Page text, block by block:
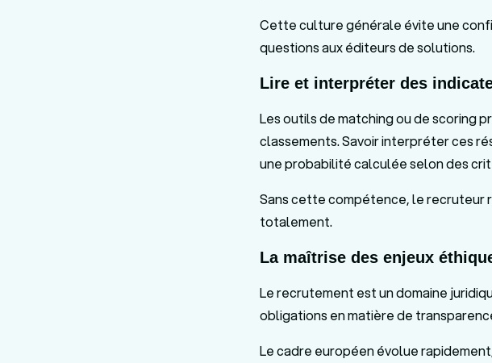
Cette culture générale évite une
questions aux éditeurs de solutions.
Lire et interpréter des
Les outils de matching ou de scoring
classements. Savoir interpréter ces
une probabilité calculée selon des
Sans cette compétence, le recruteur
totalement.
La maîtrise des enjeux
Le recrutement est un domaine
obligations en matière de
Le cadre européen évolue